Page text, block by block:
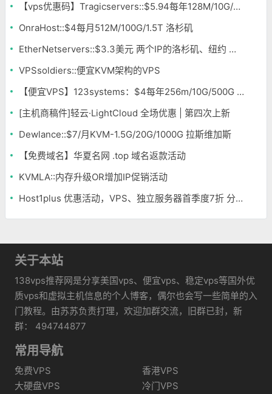
【vps优惠码】Tragicservers::$5.94每年128M/10G/500G OpenVZ 洛杉矶&达拉斯
OnraHost::$4每月512M/100G/1.5T 洛杉矶
EtherNetservers::$3.3美元 两个IP的洛杉矶、纽约 便宜vps 512M内存
VPSsoldiers::便宜KVM架构的VPS
【便宜VPS】123systems：$4每年256m/10G/500G OpenVZ 多机房
[主机商稿件]轻云·LightCloud 全场优惠 | 第四次上新
Dewlance::$7/月KVM-1.5G/20G/1000G 拉斯维加斯
【免费域名】华夏名网 .top 域名返款活动
KVMLA::内存升级OR增加IP促销活动
Host1plus 优惠活动，VPS、独立服务器首季度7折 分销主机首半年65折
关于本站
138vps推荐网是分享美国vps、便宜vps、稳定vps等国外优
质vps和虚拟主机信息的个人博客，偶尔也会写一些简单的入
门教程。由苏苏负责打理，欢迎加群交流，旧群已封，新
群： 494744877
常用导航
免费VPS
香港VPS
大硬盘VPS
冷门VPS